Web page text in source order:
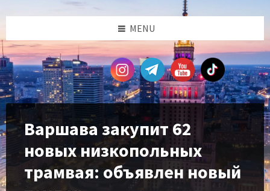
sidebar
sidebar
MENU
Варшава закупит 62
новых низкопольных
трамвая: объявлен новый